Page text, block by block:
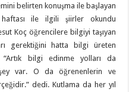
belirten konuşma ile başlayan
haftası ile ilgili şiirler okundu
Koç öğrencilere bilgiyi taşıyan
gerektiğini hatta bilgi üreten
bilgi edinme yolları da
var. O da öğrenenlerin ve
dedi. Kutlama da her yıl